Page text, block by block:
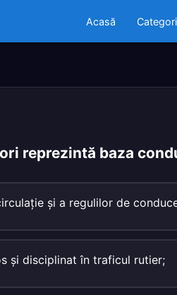
Acasă
reprezintă baza
şi a regulilor de
şi disciplinat în traficul rutier;